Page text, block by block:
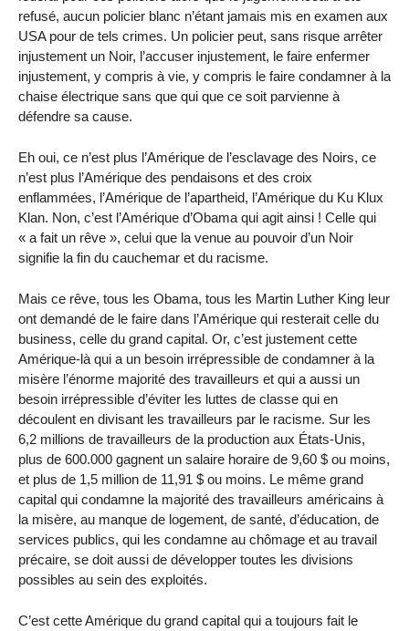
refusé, aucun policier blanc n’étant jamais mis en examen aux
USA pour de tels crimes. Un policier peut, sans risque arrêter
injustement un Noir, l’accuser injustement, le faire enfermer
injustement, y compris à vie, y compris le faire condamner à la
chaise électrique sans que qui que ce soit parvienne à
défendre sa cause.
Eh oui, ce n’est plus l’Amérique de l’esclavage des Noirs, ce
n’est plus l’Amérique des pendaisons et des croix
enflammées, l’Amérique de l’apartheid, l’Amérique du Ku Klux
Klan. Non, c’est l’Amérique d’Obama qui agit ainsi ! Celle qui
« a fait un rêve », celui que la venue au pouvoir d’un Noir
signifie la fin du cauchemar et du racisme.
Mais ce rêve, tous les Obama, tous les Martin Luther King leur
ont demandé de le faire dans l’Amérique qui resterait celle du
business, celle du grand capital. Or, c’est justement cette
Amérique-là qui a un besoin irrépressible de condamner à la
misère l’énorme majorité des travailleurs et qui a aussi un
besoin irrépressible d’éviter les luttes de classe qui en
découlent en divisant les travailleurs par le racisme. Sur les
6,2 millions de travailleurs de la production aux États-Unis,
plus de 600.000 gagnent un salaire horaire de 9,60 $ ou moins,
et plus de 1,5 million de 11,91 $ ou moins. Le même grand
capital qui condamne la majorité des travailleurs américains à
la misère, au manque de logement, de santé, d’éducation, de
services publics, qui les condamne au chômage et au travail
précaire, se doit aussi de développer toutes les divisions
possibles au sein des exploités.
C’est cette Amérique du grand capital qui a toujours fait le